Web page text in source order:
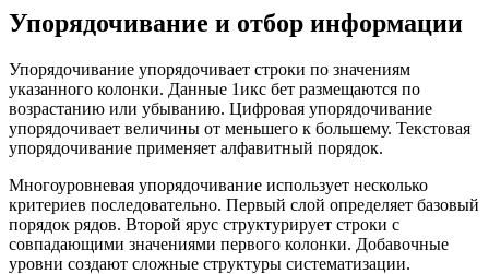
Упорядочивание и отбор информации
Упорядочивание упорядочивает строки по значениям
указанного колонки. Данные 1икс бет размещаются по
возрастанию или убыванию. Цифровая упорядочивание
упорядочивает величины от меньшего к большему. Текстовая
упорядочивание применяет алфавитный порядок.
Многоуровневая упорядочивание использует несколько
критериев последовательно. Первый слой определяет базовый
порядок рядов. Второй ярус структурирует строки с
совпадающими значениями первого колонки. Добавочные
уровни создают сложные структуры систематизации.